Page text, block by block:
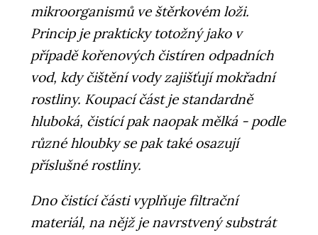
mikroorganismů ve štěrkovém loži.
Princip je prakticky totožný jako v
případě kořenových čistíren odpadních
vod, kdy čištění vody zajišťují mokřadní
rostliny. Koupací část je standardně
hluboká, čistící pak naopak mělká - podle
různé hloubky se pak také osazují
příslušné rostliny.
Dno čistící části vyplňuje filtrační
materiál, na nějž je navrstvený substrát